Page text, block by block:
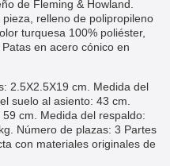
de Fleming & Howland.
relleno de polipropileno
turquesa 100% poliéster,
en acero cónico en
2.5X2.5X19 cm. Medida del
suelo al asiento: 43 cm.
cm. Medida del respaldo:
Número de plazas: 3 Partes
con materiales originales de